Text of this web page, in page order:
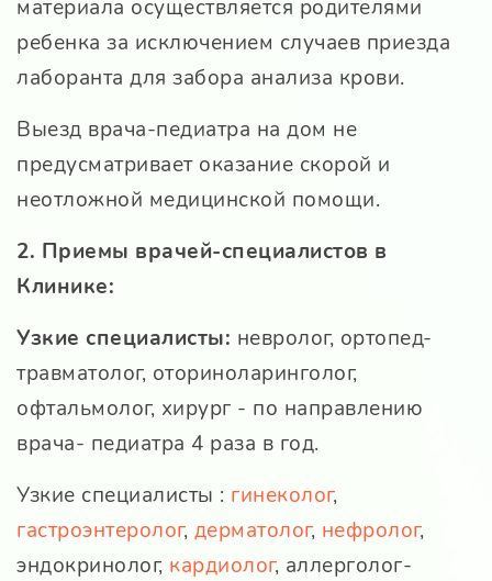
материала осуществляется родителями
ребенка за исключением случаев приезда
лаборанта для забора анализа крови.
Выезд врача-педиатра на дом не
предусматривает оказание скорой и
неотложной медицинской помощи.
2. Приемы врачей-специалистов в
Клинике:
Узкие специалисты: невролог, ортопед-
травматолог, оториноларинголог,
офтальмолог, хирург - по направлению
врача- педиатра 4 раза в год.
Узкие специалисты : гинеколог,
гастроэнтеролог, дерматолог, нефролог,
эндокринолог, кардиолог, аллерголог-